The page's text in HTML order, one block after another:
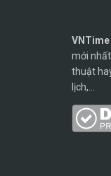
VNTime
mới
thuật
lịch,...